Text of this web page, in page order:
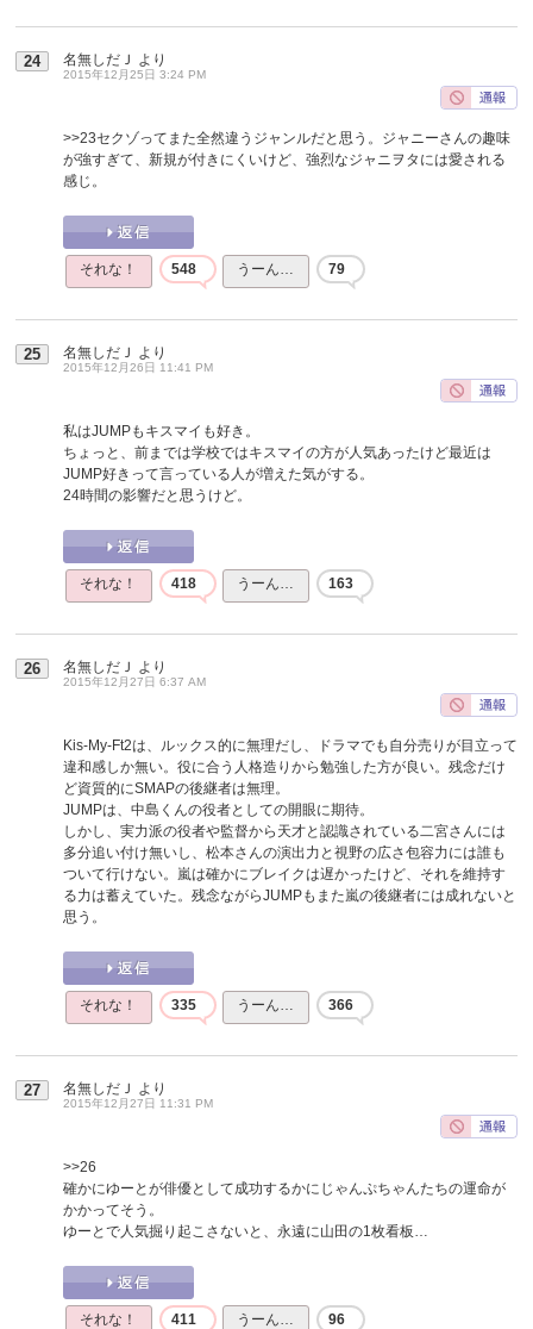
24 名無しだＪ より
2015年12月25日 3:24 PM
>>23セクゾってまた全然違うジャンルだと思う。ジャニーさんの趣味
が強すぎて、新規が付きにくいけど、強烈なジャニヲタには愛される
感じ。
それな！ 548 うーん… 79
25 名無しだＪ より
2015年12月26日 11:41 PM
私はJUMPもキスマイも好き。
ちょっと、前までは学校ではキスマイの方が人気あったけど最近は
JUMP好きって言っている人が増えた気がする。
24時間の影響だと思うけど。
それな！ 418 うーん… 163
26 名無しだＪ より
2015年12月27日 6:37 AM
Kis-My-Ft2は、ルックス的に無理だし、ドラマでも自分売りが目立って
違和感しか無い。役に合う人格造りから勉強した方が良い。残念だけ
ど資質的にSMAPの後継者は無理。
JUMPは、中島くんの役者としての開眼に期待。
しかし、実力派の役者や監督から天才と認識されている二宮さんには
多分追い付け無いし、松本さんの演出力と視野の広さ包容力には誰も
ついて行けない。嵐は確かにブレイクは遅かったけど、それを維持す
る力は蓄えていた。残念ながらJUMPもまた嵐の後継者には成れないと
思う。
それな！ 335 うーん… 366
27 名無しだＪ より
2015年12月27日 11:31 PM
>>26
確かにゆーとが俳優として成功するかにじゃんぷちゃんたちの運命が
かかってそう。
ゆーとで人気掘り起こさないと、永遠に山田の1枚看板…
それな！ 411 うーん… 96